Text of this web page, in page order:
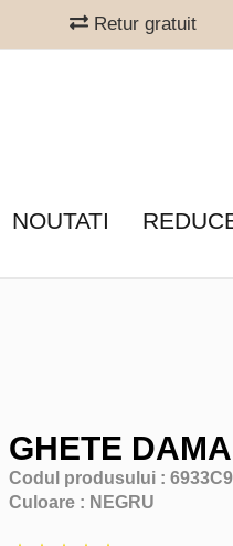
Retur gratuit
NOUTATI
GHETE
Codul produsului :
Culoare : NEGRU